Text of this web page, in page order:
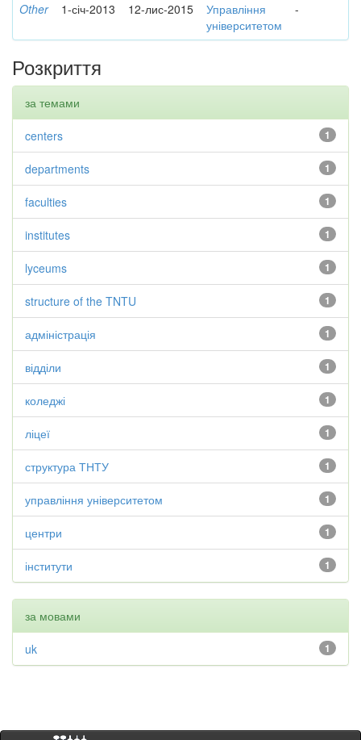
Other 1-січ-2013 12-лис-2015
Управління
університетом
-
Розкриття
за темами
1
centers
1
departments
1
faculties
1
institutes
1
lyceums
1
structure of the TNTU
1
адміністрація
1
відділи
1
коледжі
1
ліцеї
1
структура ТНТУ
1
управління університетом
1
центри
1
інститути
за мовами
1
uk